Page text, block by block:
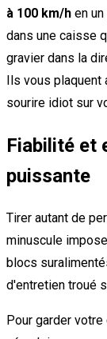
à 100 km/h en
dans une caisse
gravier dans la
Ils vous plaquent
sourire idiot sur
Fiabilité et
puissante
Tirer autant de
minuscule
blocs
d'entretien troué
Pour garder